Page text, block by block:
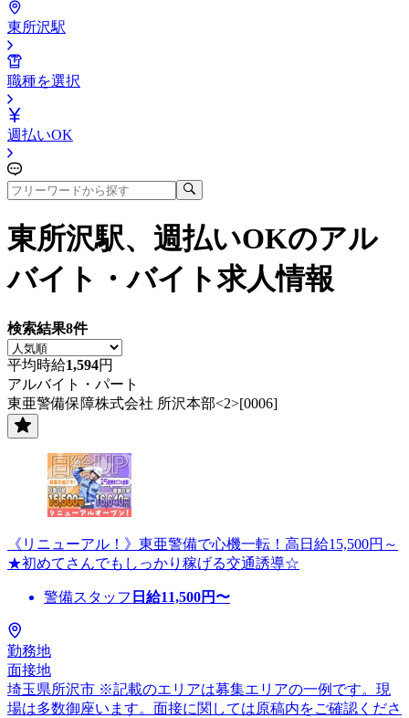
東所沢駅
職種を選択
週払いOK
東所沢駅、週払いOKのアル
バイト・バイト求人情報
検索結果8件
平均時給1,594円
アルバイト・パート
東亜警備保障株式会社 所沢本部<2>[0006]
《リニューアル！》東亜警備で心機一転！高日給15,500円～
★初めてさんでもしっかり稼げる交通誘導☆
警備スタッフ 日給11,500円〜
勤務地
面接地
埼玉県所沢市 ※記載のエリアは募集エリアの一例です。現
場は多数御座います。面接に関しては原稿内をご確認くださ